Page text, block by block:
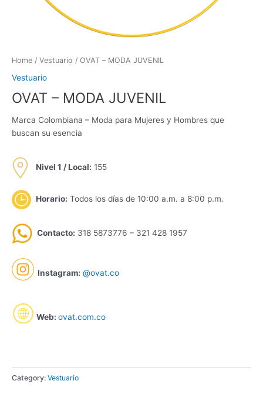
Home / Vestuario / OVAT – MODA JUVENIL
Vestuario
OVAT – MODA JUVENIL
Marca Colombiana – Moda para Mujeres y Hombres que
buscan su esencia
Nivel 1 / Local: 155
Horario: Todos los días de 10:00 a.m. a 8:00 p.m.
Contacto: 318 5873776 – 321 428 1957
Instagram: @ovat.co
Web: ovat.com.co
Category: Vestuario